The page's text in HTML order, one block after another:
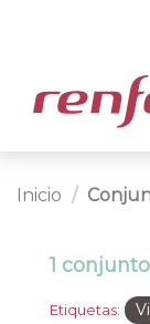
Inicio
1
Etiquetas: